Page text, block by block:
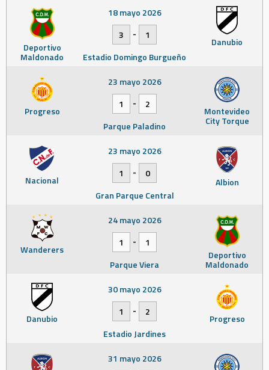
Deportivo
Maldonado
Danubio
18 mayo 2026
3
-
1
Estadio Domingo Burgueño
Progreso Montevideo
City Torque
23 mayo 2026
1
-
2
Parque Paladino
Nacional Albion
23 mayo 2026
1
-
0
Gran Parque Central
Wanderers Deportivo
Maldonado
24 mayo 2026
1
-
1
Parque Viera
Danubio Progreso
30 mayo 2026
1
-
2
Estadio Jardines
31 mayo 2026